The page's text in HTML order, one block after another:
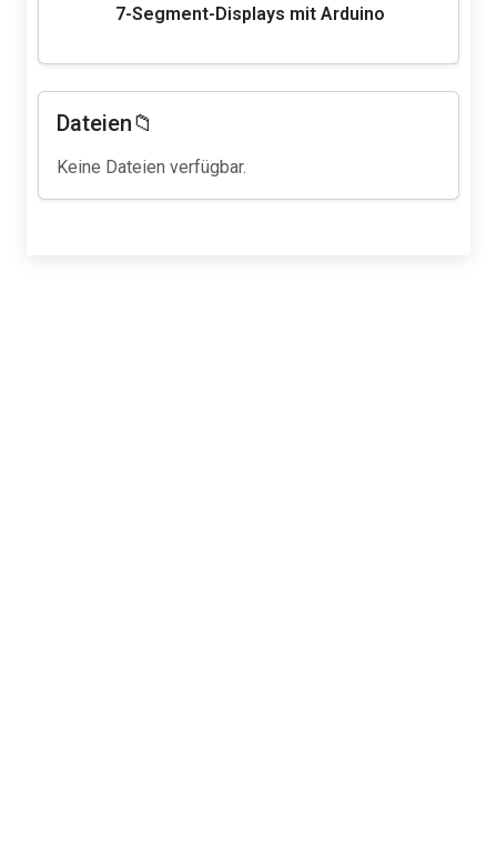
7-Segment-Displays mit Arduino
Dateien📁
Keine Dateien verfügbar.